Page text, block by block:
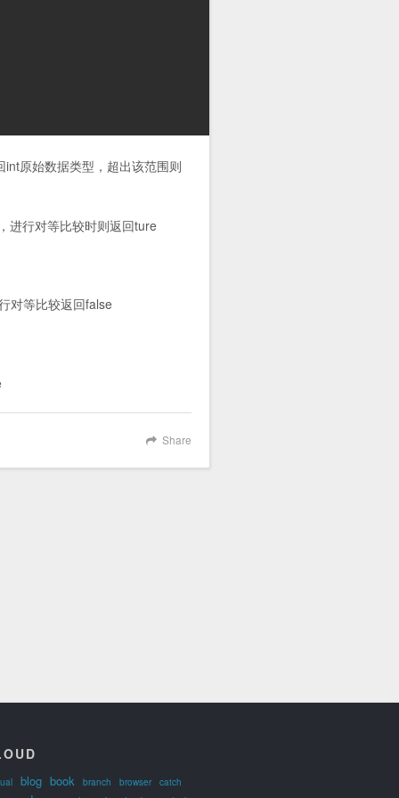
原始数据类型，超出该范围则
进行对等比较时则返回ture
对等比较返回false
Share
blog book branch browser
catch